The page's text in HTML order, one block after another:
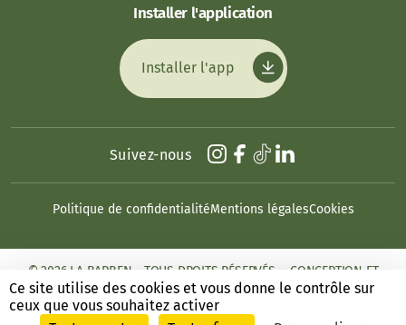
Ce site utilise des cookies et vous donne le contrôle sur
ceux que vous souhaitez activer
Installer l'application
Installer l'app
Politique de confidentialitéMentions légalesCookies
Suivez-nous
© 2026 LA BARBEN - TOUS DROITS RÉSERVÉS. - CONCEPTION ET
RÉALISATION : ANSWEB